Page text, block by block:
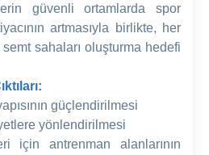
güvenli ortamlarda spor
artmasıyla birlikte, her
sahaları oluşturma hedefi
güçlendirilmesi
yönlendirilmesi
için antrenman alanlarının